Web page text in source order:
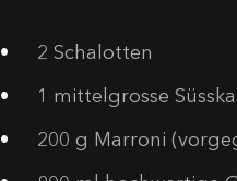
2 Schalotten
1 mittelgrosse
200 g Marroni